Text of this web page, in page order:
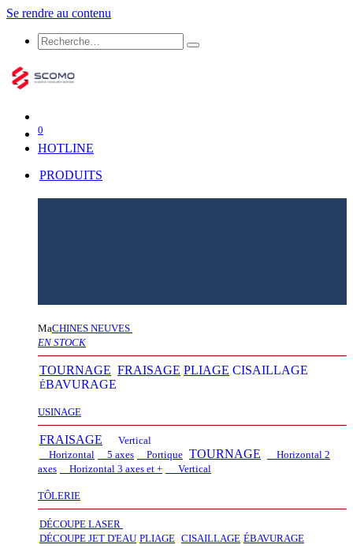
Se rendre au contenu
0
HOTLINE
PRODUITS
MaCHINES NEUVES
EN STOCK
TOURNAGE FRAISAGE PLIAGE CISAILLAGE
ÉBAVURAGE
USINAGE
FRAISAGE
Vertical
Horizontal
5 axes Portique TOURNAGE
Horizontal 2
axes
Horizontal 3 axes et + Vertical​
TÔLERIE
DÉCOUPE LASER
DÉCOUPE JET D'EAU PLIAGE CISAILLAGE ÉBAVURAGE